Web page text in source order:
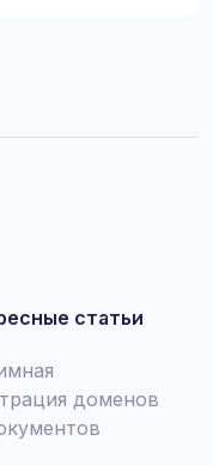
статьи
доменов